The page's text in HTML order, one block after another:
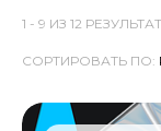
Backend-
1 - 9 ИЗ 12
СОРТИРОВАТЬ ПО: